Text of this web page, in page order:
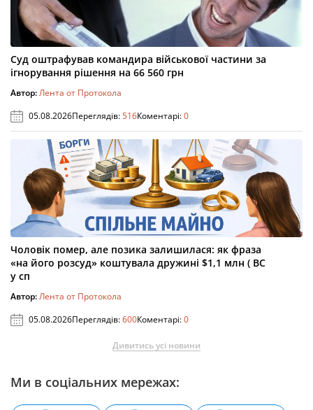
Суд оштрафував командира військової частини за
ігнорування рішення на 66 560 грн
Автор:Лента от Протокола
05.08.2026Переглядів:516Коментарі:0
Чоловік помер, але позика залишилася: як фраза
«на його розсуд» коштувала дружині $1,1 млн ( ВС
у сп
Автор:Лента от Протокола
05.08.2026Переглядів:600Коментарі:0
Дивитись усі новини
Ми в соціальних мережах: